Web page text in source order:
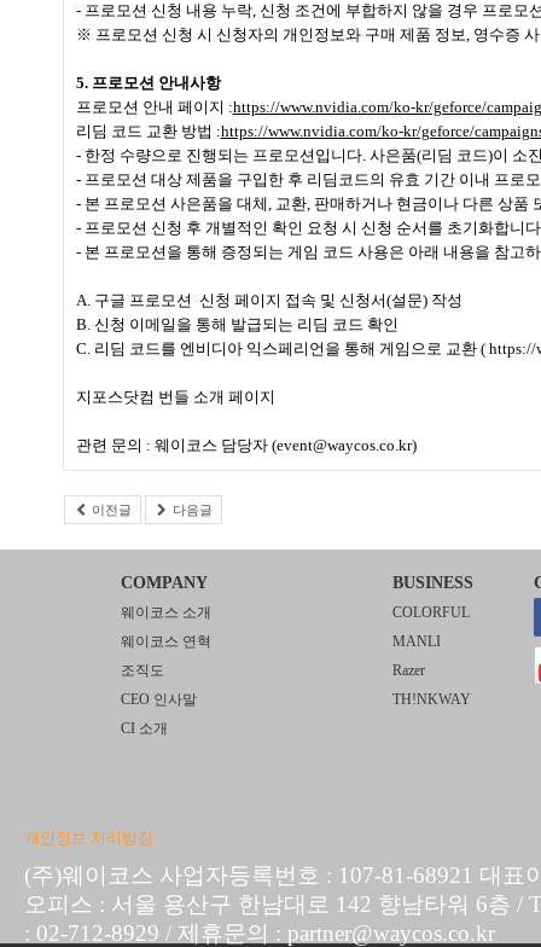
- 프로모션 신청 내용 누락, 신청 조건에 부합하지 않을 경우 프로모
※ 프로모션 신청 시 신청자의 개인정보와 구매 제품 정보, 영수증
5. 프로모션 안내사항
프로모션 안내 페이지 :https://www.nvidia.com/ko-kr/geforce/
리딤 코드 교환 방법 :https://www.nvidia.com/ko-kr/geforce/
- 한정 수량으로 진행되는 프로모션입니다. 사은품(리딤 코드)이 소
- 프로모션 대상 제품을 구입한 후 리딤코드의 유효 기간 이내 프로
- 본 프로모션 사은품을 대체, 교환, 판매하거나 현금이나 다른 상
- 프로모션 신청 후 개별적인 확인 요청 시 신청 순서를 초기화합니
- 본 프로모션을 통해 증정되는 게임 코드 사용은 아래 내용을 참고
A. 구글 프로모션 신청 페이지 접속 및 신청서(설문) 작성
B. 신청 이메일을 통해 발급되는 리딤 코드 확인
C. 리딤 코드를 엔비디아 익스페리언을 통해 게임으로 교환 ( https://
지포스닷컴 번들 소개 페이지
관련 문의 : 웨이코스 담당자 (event@waycos.co.kr)
이전글 다음글
COMPANY
웨이코스 소개
웨이코스 연혁
조직도
CEO 인사말
CI 소개
BUSINESS
COLORFUL
MANLI
Razer
TH!NKWAY
개인정보 처리방침
(주)웨이코스 사업자등록번호 : 107-81-68921 대표
오피스 : 서울 용산구 한남대로 142 향남타워 6층 /
: 02-712-8929 / 제휴문의 : partner@waycos.co.kr